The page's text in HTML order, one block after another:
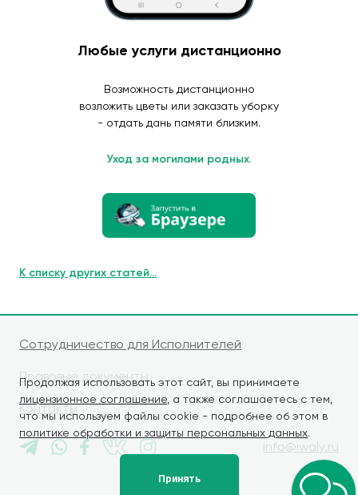
Продолжая использовать этот сайт, вы принимаете
лицензионное соглашение , а также соглашаетесь с тем,
что мы используем файлы cookie - подробнее об этом в
политике обработки и защиты персональных данных.
Принять
Любые услуги дистанционно
Возможность дистанционно
возложить цветы или заказать уборку
- отдать дань памяти близким.
Уход за могилами родных.
К списку других статей...
Сотрудничество для Исполнителей
Правовые документы
Контакты
info@iwaly.ru